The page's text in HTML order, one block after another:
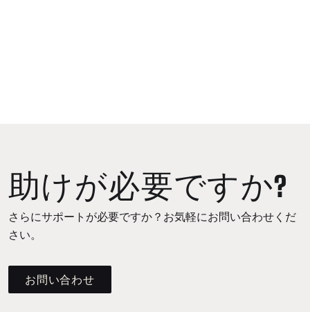
助けが必要ですか?
さらにサポートが必要ですか？お気軽にお問い合わせくだ
さい。
お問い合わせ